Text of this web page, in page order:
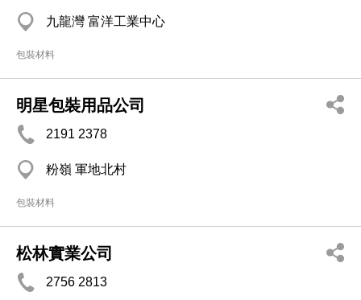
九龍灣 富洋工業中心
包裝材料
明星包裝用品公司
2191 2378
粉嶺 軍地北村
包裝材料
松林實業公司
2756 2813